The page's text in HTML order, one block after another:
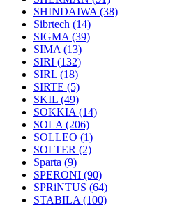
SHINDAIWA (38)
Sibrtech (14)
SIGMA (39)
SIMA (13)
SIRI (132)
SIRL (18)
SIRTE (5)
SKIL (49)
SOKKIA (14)
SOLA (206)
SOLLEO (1)
SOLTER (2)
Sparta (9)
SPERONI (90)
SPRiNTUS (64)
STABILA (100)